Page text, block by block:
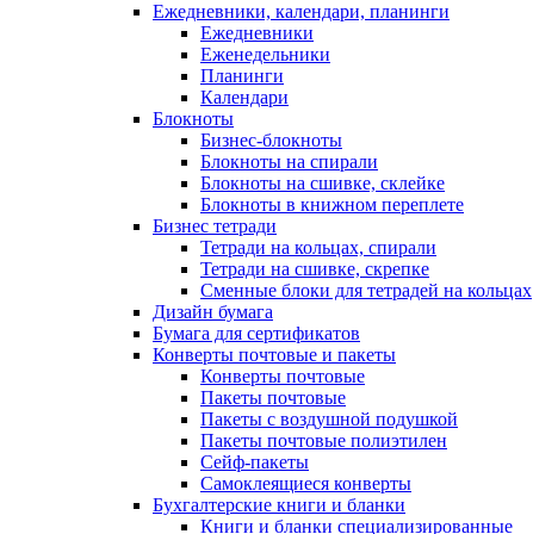
Ежедневники, календари, планинги
Ежедневники
Еженедельники
Планинги
Календари
Блокноты
Бизнес-блокноты
Блокноты на спирали
Блокноты на сшивке, склейке
Блокноты в книжном переплете
Бизнес тетради
Тетради на кольцах, спирали
Тетради на сшивке, скрепке
Сменные блоки для тетрадей на кольцах
Дизайн бумага
Бумага для сертификатов
Конверты почтовые и пакеты
Конверты почтовые
Пакеты почтовые
Пакеты с воздушной подушкой
Пакеты почтовые полиэтилен
Сейф-пакеты
Самоклеящиеся конверты
Бухгалтерские книги и бланки
Книги и бланки специализированные